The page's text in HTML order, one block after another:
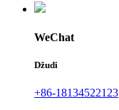
WeChat
Džudi
+86-18134522123